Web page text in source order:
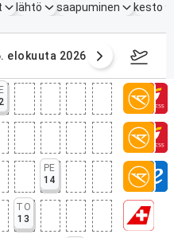
lähtö saapuminen
kesto
elokuuta 2026
PE
14
TO
13